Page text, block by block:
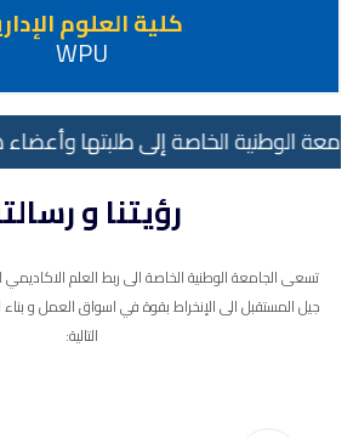
كلية العلوم
WPU
الوطنية الخاصة إلى طلبتها وأعضاء
رؤيتنا و
تسعى الجامعة الوطنية الخاصة الى ربط العلم
جيل المستقبل الى الإنخراط بقوة في اسواق العمل و
التالية: